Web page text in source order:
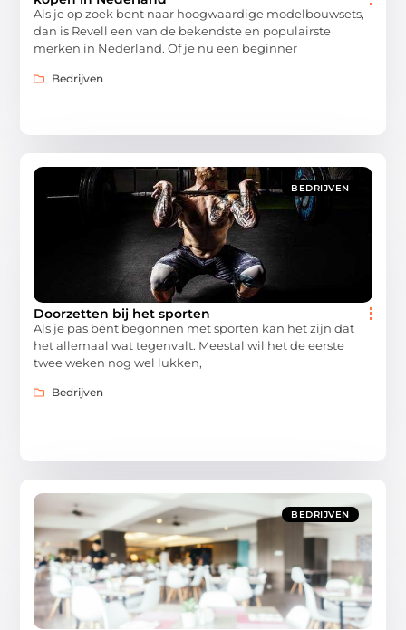
Als je op zoek bent naar hoogwaardige modelbouwsets,
dan is Revell een van de bekendste en populairste
merken in Nederland. Of je nu een beginner
Bedrijven
BEDRIJVEN
Doorzetten bij het sporten
Als je pas bent begonnen met sporten kan het zijn dat
het allemaal wat tegenvalt. Meestal wil het de eerste
twee weken nog wel lukken,
Bedrijven
BEDRIJVEN